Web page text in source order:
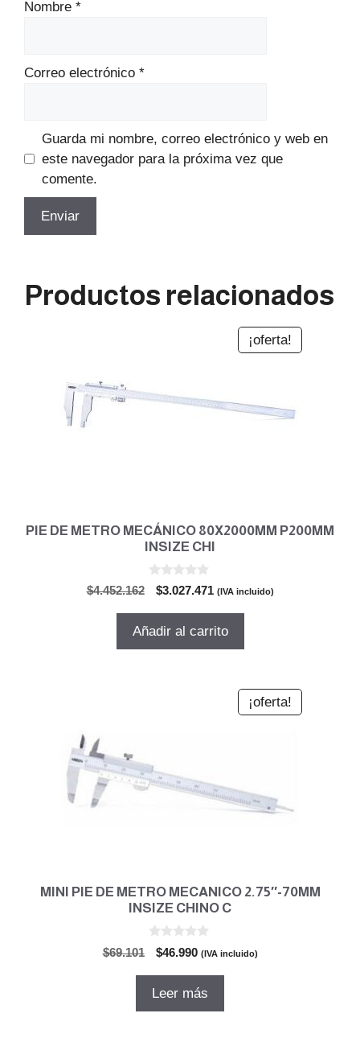
Nombre *
Correo electrónico *
Guarda mi nombre, correo electrónico y web en
este navegador para la próxima vez que
comente.
Productos relacionados
¡oferta!
PIE DE METRO MECÁNICO 80X2000MM P200MM
INSIZE CHI
$4.452.162
El
original
$3.027.471 El
actual
(IVA incluido)
Añadir al carrito
¡oferta!
MINI PIE DE METRO MECANICO 2.75″-70MM
INSIZE CHINO C
$69.101
El
original
$46.990El
actual
(IVA incluido)
Leer más